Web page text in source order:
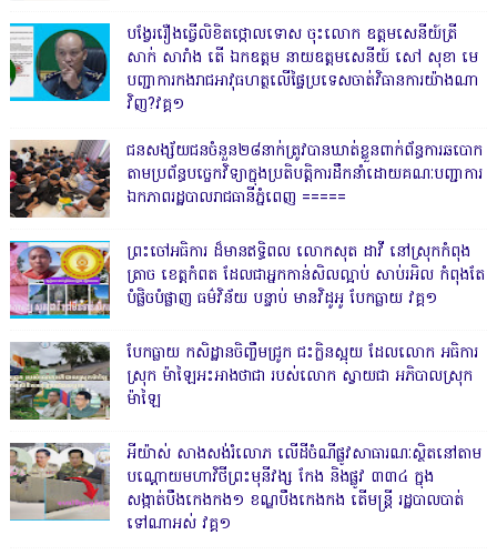
បង្វែររឿងធ្វើលិខិតថ្កោលទោស ចុះលោក ឧត្តមសេនីយ៍ត្រី
សាក់ សារាំង តើ ឯកឧត្តម នាយឧត្តមសេនីយ៍ សៅ សុខា មេ
បញ្ជាការកងរាជអាវុធហត្ថលើផ្ទៃប្រទេសចាត់វិធានការយ៉ាងណា
វិញ?វគ្គ១
ជនសង្ស័យជនចំនួន២៨នាក់ត្រូវបានឃាត់ខ្លួនពាក់ព័ន្ធការឆបោក
តាមប្រព័ន្ធបច្ចេកវិទ្យាក្នុងប្រតិបត្តិការដឹកនាំដោយគណៈបញ្ជាការ
ឯកភាពរដ្ឋបាលរាជធានីភ្នំពេញ ‎=====
ព្រះចៅអធិការ ដ៏មានឥទ្ធិពល លោកសុត ដាវី នៅស្រុកកំពុង
ត្រាច ខេត្តកំពត ដែលជាអ្នកកាន់សិលល្អាប់ សាប់រអិល កំពុងតែ
បំផ្លិចបំផ្លាញ ធម៌វិន័យ បន្ទាប់ មានវិដូអូ បែកធ្លាយ វគ្គ១
បែកធ្លាយ កសិដ្ឋានចិញ្ចឹមជ្រូក ជះក្លិនស្អុយ ដែលលោក អធិការ
ស្រុក ម៉ាឡៃអះអាងថាជា របស់លោក ស្វាយជា អភិបាលស្រុក
ម៉ាឡៃ
អីយ៉ាស់ សាងសង់រំលោភ លើដីចំណីផ្លូវសាធារណៈស្ថិតនៅតាម
បណ្ដោយមហាវិថីព្រះមុនីវង្ស កែង និងផ្លូវ ៣៣៤ ក្នុង
សង្កាត់បឹងកេងកង១ ខណ្ឌបឹងកេងកង តើមន្ត្រី រដ្ឋបាលបាត់
ទៅណាអស់ វគ្គ១